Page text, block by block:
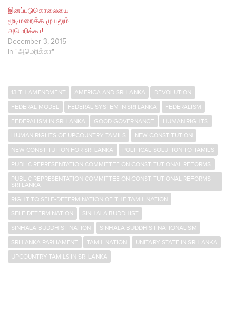
இனப்படுகொலையை
மூடிமறைக்க முயலும்
அமெரிக்கா!
December 3, 2015
In "அமெரிக்கா"
13 TH AMENDMENT AMERICA AND SRI LANKA
DEVOLUTION
FEDERAL MODEL
FEDERAL SYSTEM IN SRI LANKA
FEDERALISM
FEDERALISM IN SRI LANKA
GOOD GOVERNANCE
HUMAN RIGHTS
HUMAN RIGHTS OF UPCOUNTRY TAMILS
NEW CONSTITUTION
NEW CONSTITUTION FOR SRI LANKA
POLITICAL SOLUTION TO TAMILS
PUBLIC REPRESENTATION COMMITTEE ON CONSTITUTIONAL REFORMS
PUBLIC REPRESENTATION COMMITTEE ON CONSTITUTIONAL REFORMS
SRI LANKA
RIGHT TO SELF-DETERMINATION OF THE TAMIL NATION
SELF DETERMINATION
SINHALA BUDDHIST
SINHALA BUDDHIST NATION
SINHALA BUDDHIST NATIONALISM
SRI LANKA PARLIAMENT
TAMIL NATION
UNITARY STATE IN SRI LANKA
UPCOUNTRY TAMILS IN SRI LANKA